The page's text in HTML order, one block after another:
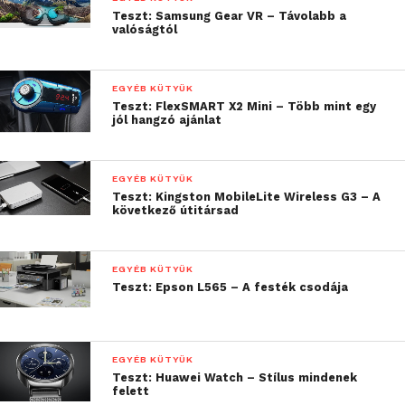
de gondoltak azokra is, akik attól félnek, hogy
menet közben kiesik, leesik és összetörik. Ezért
helyeztek el a hátlapra egy menetes megoldást,
rögzíthető. Így kizárt dolog, hogy bármikor kiessen a
tartóból. Természetesen ehhez a rögzítéshez sem
kell szerszám, kézzel megoldható.
Teszt: Samsung Gear VR – Távolabb a
valóságtól
EGYÉB KÜTYÜK
Teszt: FlexSMART X2 Mini – Több mint egy
jól hangzó ajánlat
EGYÉB KÜTYÜK
Teszt: Kingston MobileLite Wireless G3 – A
következő útitársad
EGYÉB KÜTYÜK
Teszt: Epson L565 – A festék csodája
EGYÉB KÜTYÜK
Teszt: Huawei Watch – Stílus mindenek
felett